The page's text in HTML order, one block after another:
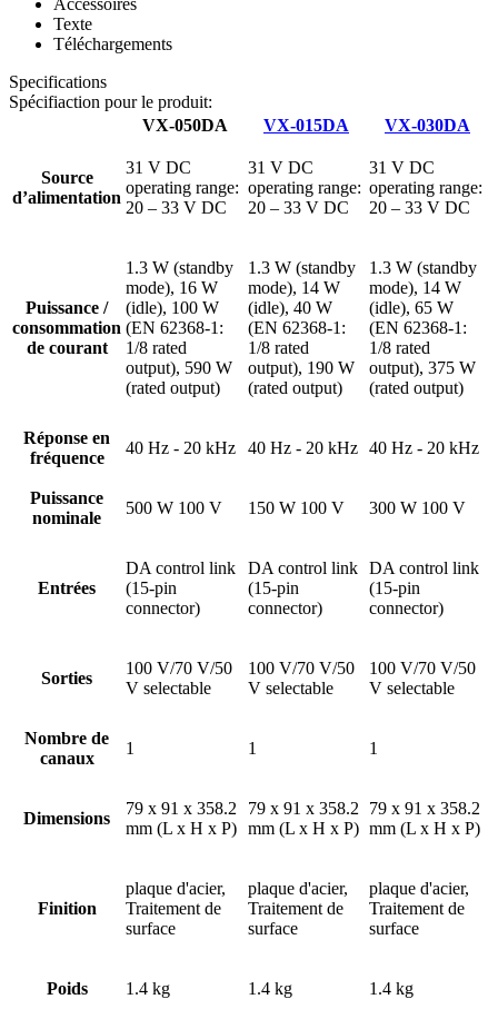
Accessoires
Texte
Téléchargements
Specifications
Spécifiaction pour le produit:
VX-050DA
VX-015DA VX-030DA
Source
d’alimentation
31 V DC
operating range:
20 – 33 V DC
31 V DC
operating range:
20 – 33 V DC
31 V DC
operating range:
20 – 33 V DC
Puissance /
consommation
de courant
1.3 W (standby
mode), 16 W
(idle), 100 W
(EN 62368-1:
1/8 rated
output), 590 W
(rated output)
1.3 W (standby
mode), 14 W
(idle), 40 W
(EN 62368-1:
1/8 rated
output), 190 W
(rated output)
1.3 W (standby
mode), 14 W
(idle), 65 W
(EN 62368-1:
1/8 rated
output), 375 W
(rated output)
Réponse en
fréquence
40 Hz - 20 kHz 40 Hz - 20 kHz 40 Hz - 20 kHz
Puissance
nominale
500 W 100 V 150 W 100 V 300 W 100 V
Entrées
DA control link
(15-pin
connector)
DA control link
(15-pin
connector)
DA control link
(15-pin
connector)
Sorties
100 V/70 V/50
V selectable
100 V/70 V/50
V selectable
100 V/70 V/50
V selectable
Nombre de
canaux
1 1 1
Dimensions
79 x 91 x 358.2
mm (L x H x P)
79 x 91 x 358.2
mm (L x H x P)
79 x 91 x 358.2
mm (L x H x P)
Finition
plaque d'acier,
Traitement de
surface
plaque d'acier,
Traitement de
surface
plaque d'acier,
Traitement de
surface
Poids 1.4 kg 1.4 kg 1.4 kg